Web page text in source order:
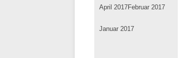
April 2017Februar 2017
Januar 2017